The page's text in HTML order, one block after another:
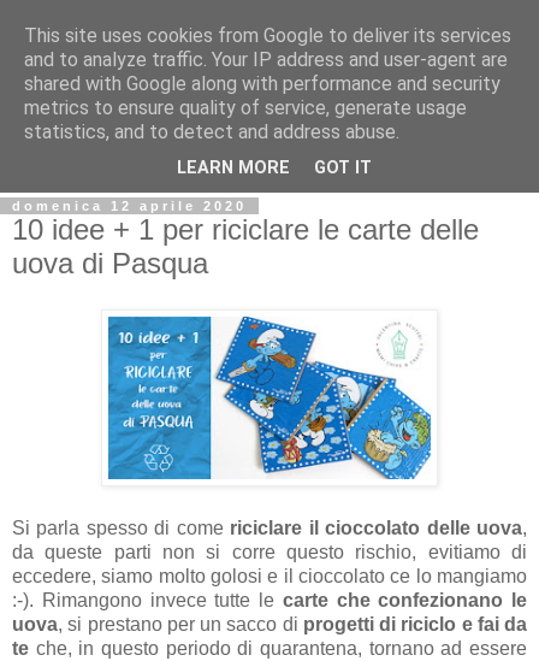
domenica 12 aprile 2020
10 idee + 1 per riciclare le carte delle
uova di Pasqua
Si parla spesso di come riciclare il cioccolato delle uova,
da queste parti non si corre questo rischio, evitiamo di
eccedere, siamo molto golosi e il cioccolato ce lo mangiamo
:-). Rimangono invece tutte le carte che confezionano le
uova, si prestano per un sacco di progetti di riciclo e fai da
te che, in questo periodo di quarantena, tornano ad essere
This site uses cookies from Google to deliver its services
and to analyze traffic. Your IP address and user-agent are
shared with Google along with performance and security
metrics to ensure quality of service, generate usage
statistics, and to detect and address abuse.
LEARN MORE GOT IT